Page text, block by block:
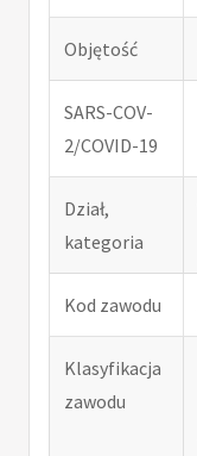
Objętość
SARS-COV-
2/COVID-19
Dział,
kategoria
Kod zawodu
Klasyfikacja
zawodu